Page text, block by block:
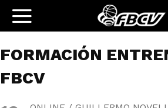
FORMACIÓN
FBCV